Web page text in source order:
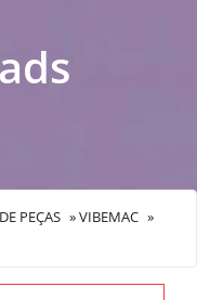
PEÇAS »VIBEMAC »